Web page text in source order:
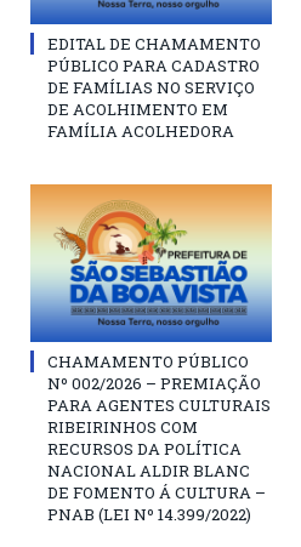
EDITAL DE CHAMAMENTO
PÚBLICO PARA CADASTRO
DE FAMÍLIAS NO SERVIÇO
DE ACOLHIMENTO EM
FAMÍLIA ACOLHEDORA
CHAMAMENTO PÚBLICO
Nº 002/2026 – PREMIAÇÃO
PARA AGENTES CULTURAIS
RIBEIRINHOS COM
RECURSOS DA POLÍTICA
NACIONAL ALDIR BLANC
DE FOMENTO Á CULTURA –
PNAB (LEI Nº 14.399/2022)